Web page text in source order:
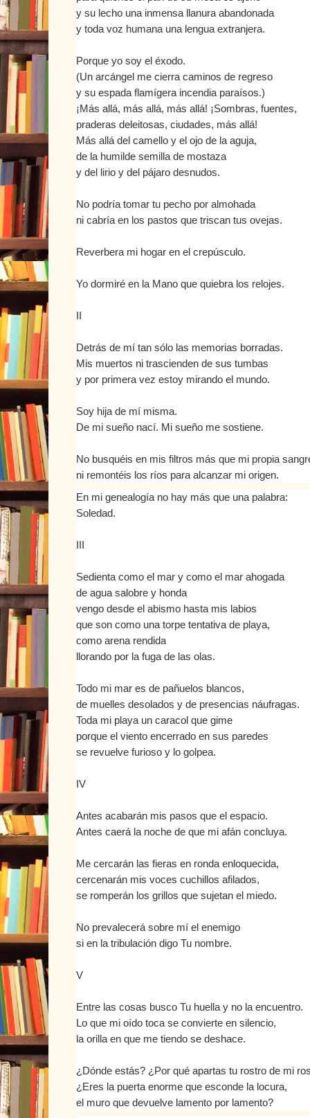
y su lecho una inmensa llanura abandonada
y toda voz humana una lengua extranjera.
Porque yo soy el éxodo.
(Un arcángel me cierra caminos de regreso
y su espada flamígera incendia paraísos.)
¡Más allá, más allá, más allá! ¡Sombras, fuentes,
praderas deleitosas, ciudades, más allá!
Más allá del camello y el ojo de la aguja,
de la humilde semilla de mostaza
y del lirio y del pájaro desnudos.
No podría tomar tu pecho por almohada
ni cabría en los pastos que triscan tus ovejas.
Reverbera mi hogar en el crepúsculo.
Yo dormiré en la Mano que quiebra los relojes.
II
Detrás de mí tan sólo las memorias borradas.
Mis muertos ni trascienden de sus tumbas
y por primera vez estoy mirando el mundo.
Soy hija de mí misma.
De mi sueño nací. Mi sueño me sostiene.
No busquéis en mis filtros más que mi propia
ni remontéis los ríos para alcanzar mi origen.
En mi genealogía no hay más que una palabra:
Soledad.
III
Sedienta como el mar y como el mar ahogada
de agua salobre y honda
vengo desde el abismo hasta mis labios
que son como una torpe tentativa de playa,
como arena rendida
llorando por la fuga de las olas.
Todo mi mar es de pañuelos blancos,
de muelles desolados y de presencias náufragas.
Toda mi playa un caracol que gime
porque el viento encerrado en sus paredes
se revuelve furioso y lo golpea.
IV
Antes acabarán mis pasos que el espacio.
Antes caerá la noche de que mi afán concluya.
Me cercarán las fieras en ronda enloquecida,
cercenarán mis voces cuchillos afilados,
se romperán los grillos que sujetan el miedo.
No prevalecerá sobre mí el enemigo
si en la tribulación digo Tu nombre.
V
Entre las cosas busco Tu huella y no la encuentro.
Lo que mi oído toca se convierte en silencio,
la orilla en que me tiendo se deshace.
¿Dónde estás? ¿Por qué apartas tu rostro de mi
¿Eres la puerta enorme que esconde la locura,
el muro que devuelve lamento por lamento?